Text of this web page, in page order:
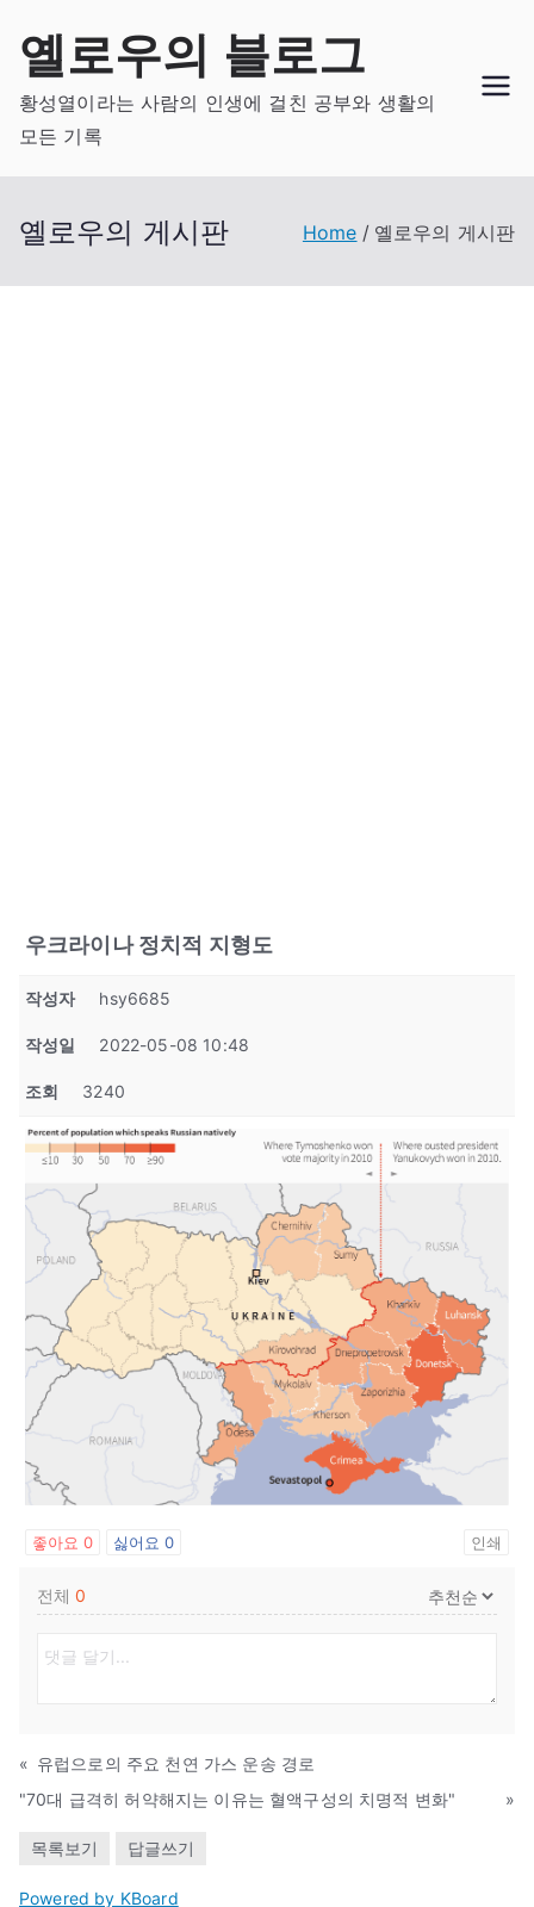
content
옐로우의 블로그
황성열이라는 사람의 인생에 걸친 공부와 생활의
모든 기록
옐로우의 게시판 Home 옐로우의 게시판
우크라이나 정치적 지형도
작성자 hsy6685
작성일 2022-05-08 10:48
조회 3240
좋아요 0 싫어요0 인쇄
전체0
« 유럽으로의 주요 천연 가스 운송 경로
"70대 급격히 허약해지는 이유는 혈액구성의 치명적 변화"
»
목록보기 답글쓰기
Powered by KBoard